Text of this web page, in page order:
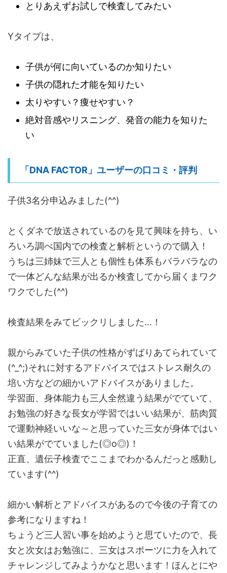
とりあえずお試しで検査してみたい
Yタイプは、
子供が何に向いているのか知りたい
子供の隠れた才能を知りたい
太りやすい？痩せやすい？
絶対音感やリスニング、発音の能力を知りた
い
「DNA FACTOR」ユーザーの口コミ・評判
子供3名分申込みました(^^)
とくダネで放送されているのを見て興味を持ち、い
ろいろ調べ国内での検査と解析というので購入！
うちは三姉妹で三人とも個性も体系もバラバラなの
で一体どんな結果が出るか検査してから届くまワク
ワクでした(^^)
検査結果をみてビックリしました…！
親からみていた子供の性格がずばりあてられていて
(^_^;)それに対するアドバイスではストレス耐久の
培い方などの細かいアドバイスがありました。
学習面、身体能力も三人全然違う結果がでていて、
お勉強の好きな長女が学習ではいい結果が、筋肉質
で運動神経いいな～と思っていた三女が身体ではい
い結果がでていました(◎o◎)！
正直、遺伝子検査でここまでわかるんだっと感動し
ています(^^)
細かい解析とアドバイスがあるので今後の子育ての
参考になりますね！
ちょうど三人習い事を始めようと思ていたので、長
女と次女はお勉強に、三女はスポーツに力を入れて
チャレンジしてみようかなと思います！ほんとにや